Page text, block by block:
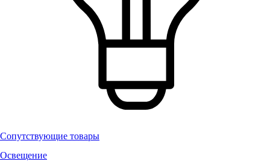
Сопутствующие товары
Освещение